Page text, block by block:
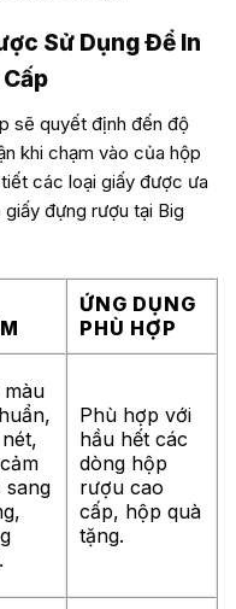
Sử Dụng Để In
sẽ quyết định đến độ
khi chạm vào của hộp
các loại giấy được ưa
đựng rượu tại Big
ỨNG DỤNG
PHÙ HỢP
màu
sang
Phù hợp với
hầu hết các
dòng hộp
rượu cao
cấp, hộp quà
tặng.